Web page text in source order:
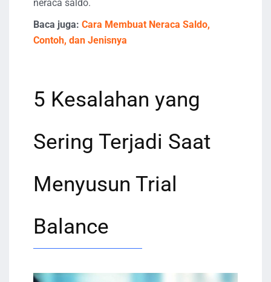
neraca saldo.
Baca juga: Cara Membuat Neraca Saldo,
Contoh, dan Jenisnya
5 Kesalahan yang
Sering Terjadi Saat
Menyusun Trial
Balance